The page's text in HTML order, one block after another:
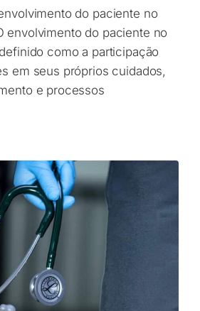
do paciente no
envolvimento do paciente no
como a participação
em seus próprios cuidados,
e processos